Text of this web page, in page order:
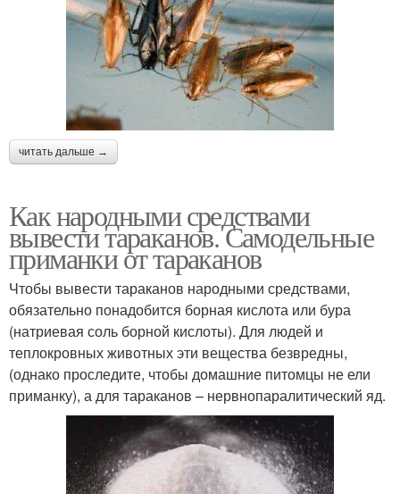
читать дальше →
Как народными средствами
вывести тараканов. Самодельные
приманки от тараканов
Чтобы вывести тараканов народными средствами,
обязательно понадобится борная кислота или бура
(натриевая соль борной кислоты). Для людей и
теплокровных животных эти вещества безвредны,
(однако проследите, чтобы домашние питомцы не ели
приманку), а для тараканов – нервнопаралитический яд.